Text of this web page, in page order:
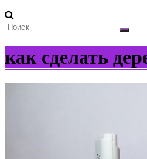
как сделать